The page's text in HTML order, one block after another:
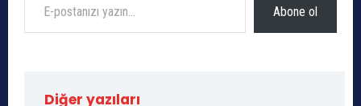
Abone ol
Diğer yazıları